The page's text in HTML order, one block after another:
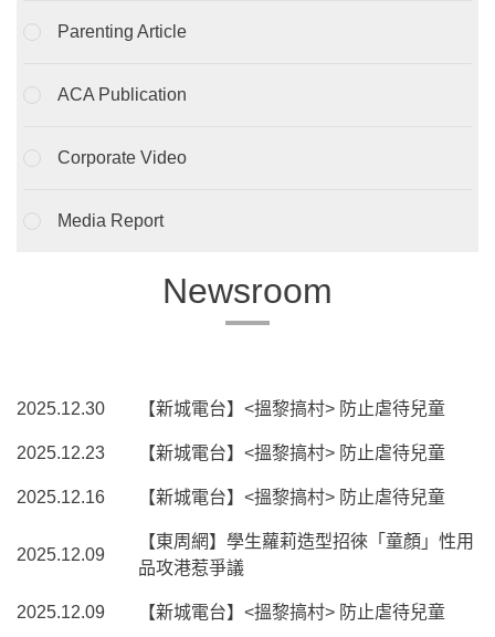
Parenting Article
ACA Publication
Corporate Video
Media Report
Newsroom
2025.12.30 【新城電台】<搵黎搞村> 防止虐待兒童
2025.12.23 【新城電台】<搵黎搞村> 防止虐待兒童
2025.12.16 【新城電台】<搵黎搞村> 防止虐待兒童
2025.12.09
【東周網】學生蘿莉造型招徠「童顏」性用
品攻港惹爭議
2025.12.09 【新城電台】<搵黎搞村> 防止虐待兒童